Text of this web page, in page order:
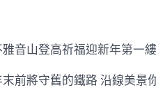
音山登高祈福迎新年第一
前將守舊的鐵路 沿線美